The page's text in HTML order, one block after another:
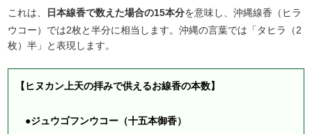
これは、
日本線香で数えた場合の15本分を意味し、沖縄線香（ヒラ
ウコー）では2枚と半分に相当します。沖縄の言葉では「タヒラ（2
枚）半」と表現します。
【ヒヌカン上天の拝みで供えるお線香の本数】
●ジュウゴフンウコー（十五本御香）